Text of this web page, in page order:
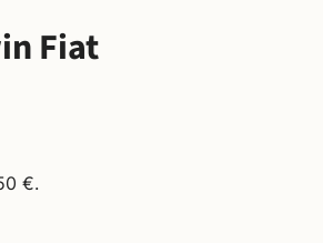
Fiat
€.